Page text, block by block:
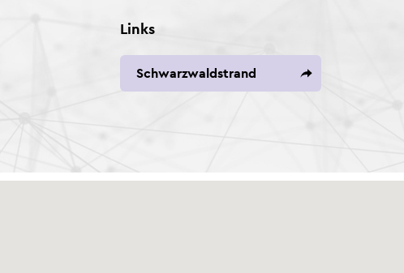
Links
Schwarzwaldstrand